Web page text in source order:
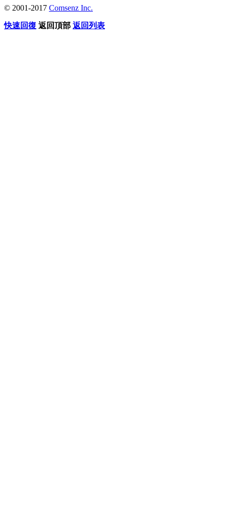
© 2001-2017 Comsenz Inc.
快速回復 返回頂部 返回列表